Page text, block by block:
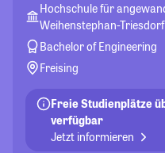
Hochschule für
Weihenstephan-Triesdorf
Bachelor of Engineering
Freising
Freie Studienplätze
verfügbar
Jetzt informieren